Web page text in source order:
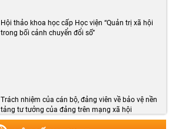
Hội thảo khoa học cấp Học viện “Quản trị xã hội
trong bối cảnh chuyển đổi số”
Trách nhiệm của cán bộ, đảng viên về bảo vệ nền
tảng tư tưởng của đảng trên mạng xã hội